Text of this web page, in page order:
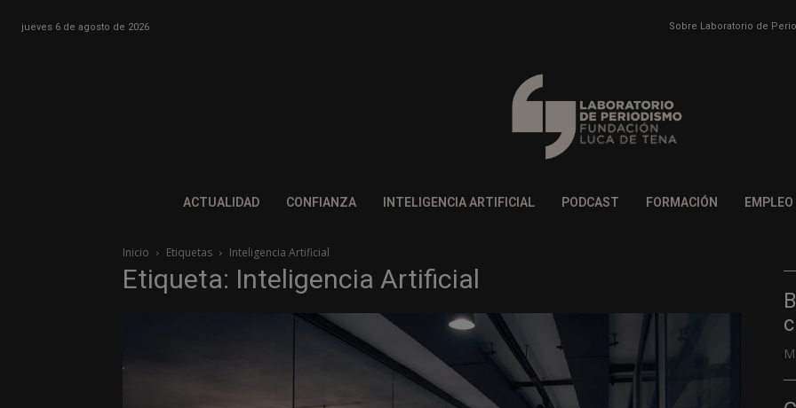
jueves 6 de agosto de 2026 Sobre Laboratorio de
ACTUALIDAD CONFIANZA INTELIGENCIA ARTIFICIAL PODCAST FORMACIÓN EMPLEO
Inicio Etiquetas Inteligencia Artificial
Etiqueta: Inteligencia Artificial